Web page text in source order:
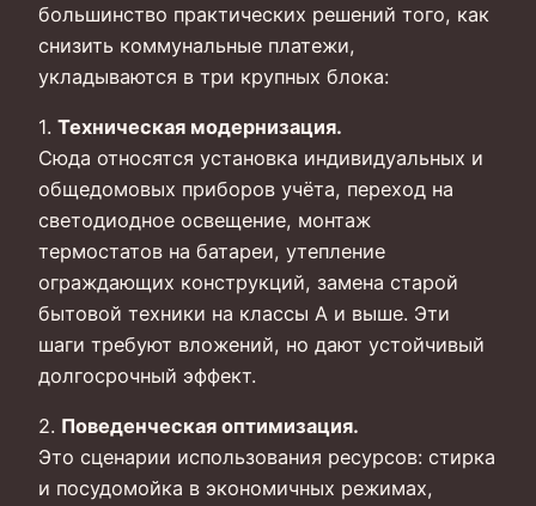
большинство практических решений того, как
снизить коммунальные платежи,
укладываются в три крупных блока:
1. Техническая модернизация.
Сюда относятся установка индивидуальных и
общедомовых приборов учёта, переход на
светодиодное освещение, монтаж
термостатов на батареи, утепление
ограждающих конструкций, замена старой
бытовой техники на классы А и выше. Эти
шаги требуют вложений, но дают устойчивый
долгосрочный эффект.
2. Поведенческая оптимизация.
Это сценарии использования ресурсов: стирка
и посудомойка в экономичных режимах,